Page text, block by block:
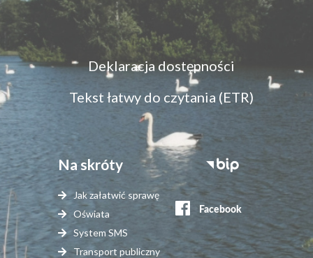
Menu
dostępność
Deklaracja dostępności
Tekst łatwy do czytania (ETR)
Na skróty
Jak załatwić sprawę
Oświata
System SMS
Transport publiczny
Stopka
serwisy
zewnętrzne